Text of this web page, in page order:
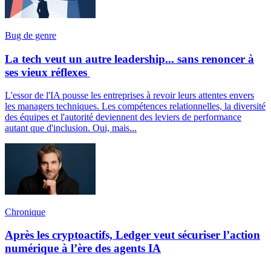
Bug de genre
La tech veut un autre leadership... sans renoncer à
ses vieux réflexes
L'essor de l'IA pousse les entreprises à revoir leurs attentes envers
les managers techniques. Les compétences relationnelles, la diversité
des équipes et l'autorité deviennent des leviers de performance
autant que d'inclusion. Oui, mais...
Chronique
Après les cryptoactifs, Ledger veut sécuriser l’action
numérique à l’ère des agents IA